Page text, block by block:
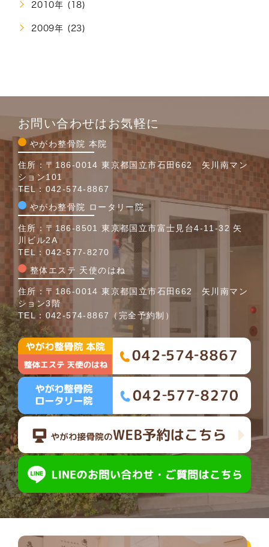
2010年 (18)
2009年 (23)
お問い合わせはお気軽に
やがわ整骨院 本院
住所：〒186-0014 東京都国立市石田662 矢川南マン
ション101
TEL： 042-574-8867
やがわ整骨院 ロータリー院
住所：〒186-8501 東京都国立市富士見台4-11-32 矢
川ビル2A
TEL： 042-577-8270
整体エステ 天使のはね
住所：〒186-0014 東京都国立市石田662 矢川南マン
ション3階
TEL： 042-574-8867 （完全予約制）